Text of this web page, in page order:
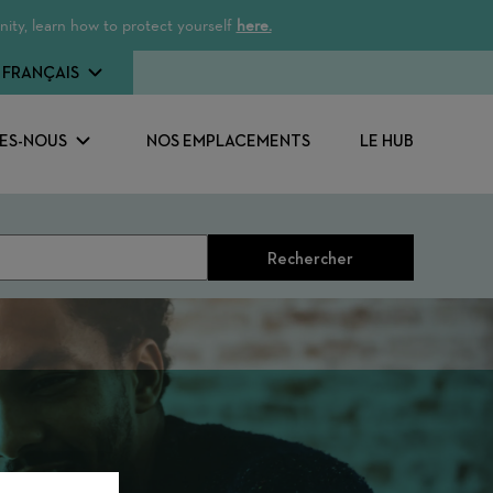
learn how to protect yourself here.
NOUS NOS EMPLACEMENTS LE HUB
FRANÇAIS
Rechercher